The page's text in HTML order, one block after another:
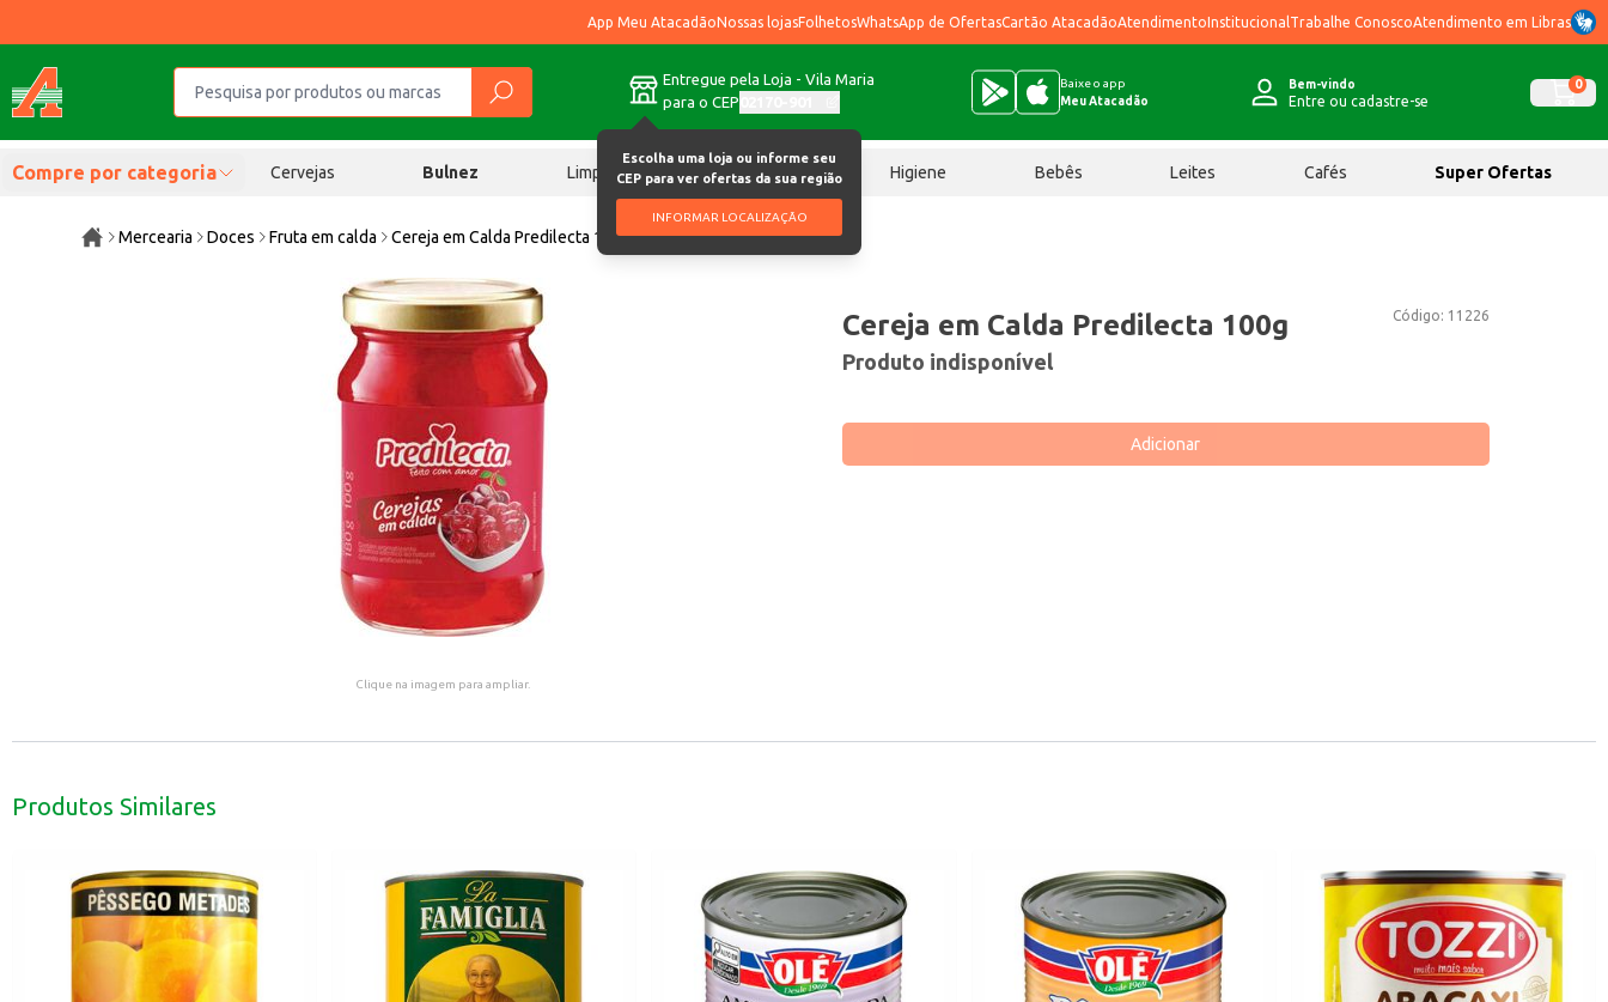
App Meu AtacadãoNossas lojasFolhetosWhatsApp de OfertasCartão AtacadãoAtendimentoInstitucional Trabalhe ConoscoAtendimento em Libras
Entregue pela Loja - Vila Maria
para o CEP
Escolha uma loja ou informe seu
CEP para ver ofertas da sua região
INFORMAR LOCALIZAÇÃO
Baixe o app
Meu Atacadão
Bem-vindo
Entre ou cadastre-se
0
Compre por categoria Cervejas Bulnez Limpeza Chocolates Higiene Bebês Leites Cafés Super Ofertas
Mercearia Doces Fruta em calda Cereja em Calda Predilecta 100g
Clique na imagem para ampliar.
Código: 11226
Cereja em Calda Predilecta 100g
Produto indisponível
Adicionar
Produtos Similares